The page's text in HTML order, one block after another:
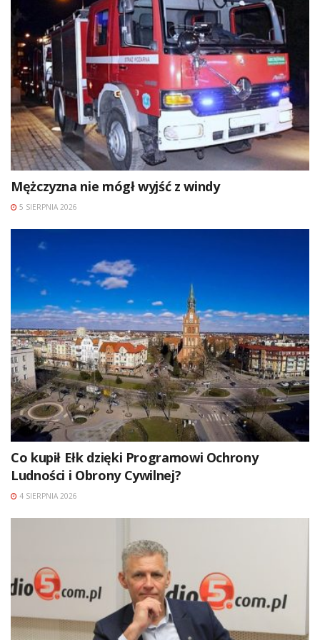
Mężczyzna nie mógł wyjść z windy
5 SIERPNIA 2026
Co kupił Ełk dzięki Programowi Ochrony
Ludności i Obrony Cywilnej?
4 SIERPNIA 2026